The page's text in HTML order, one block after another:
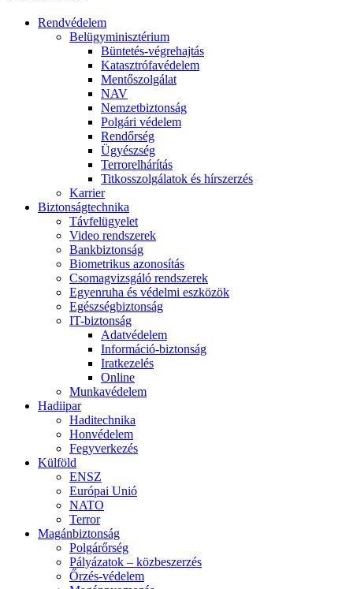
Rendvédelem
Belügyminisztérium
Büntetés-végrehajtás
Katasztrófavédelem
Mentőszolgálat
NAV
Nemzetbiztonság
Polgári védelem
Rendőrség
Ügyészség
Terrorelhárítás
Titkosszolgálatok és hírszerzés
Karrier
Biztonságtechnika
Távfelügyelet
Video rendszerek
Bankbiztonság
Biometrikus azonosítás
Csomagvizsgáló rendszerek
Egyenruha és védelmi eszközök
Egészségbiztonság
IT-biztonság
Adatvédelem
Információ-biztonság
Iratkezelés
Online
Munkavédelem
Hadiipar
Haditechnika
Honvédelem
Fegyverkezés
Külföld
ENSZ
Európai Unió
NATO
Terror
Magánbiztonság
Polgárőrség
Pályázatok – közbeszerzés
Őrzés-védelem